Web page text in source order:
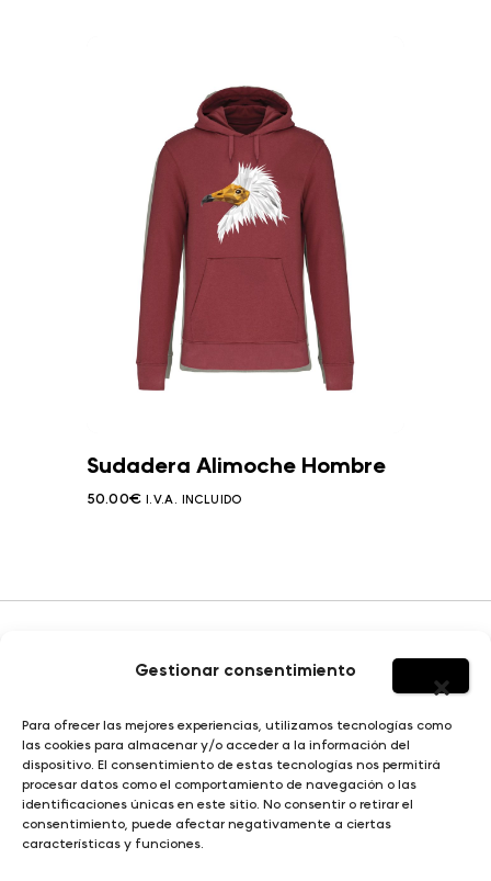
Gestionar consentimiento
Para ofrecer las mejores experiencias, utilizamos tecnologías como
las cookies para almacenar y/o acceder a la información del
dispositivo. El consentimiento de estas tecnologías nos permitirá
procesar datos como el comportamiento de navegación o las
identificaciones únicas en este sitio. No consentir o retirar el
consentimiento, puede afectar negativamente a ciertas
características y funciones.
Sudadera Alimoche Hombre
50.00€ I.V.A. INCLUIDO
HOMBRE
MUJER
NIÑO
SOBRE YERBAJO
DISEÑO E ILUSTRACIÓN
© Yerbajo 2024